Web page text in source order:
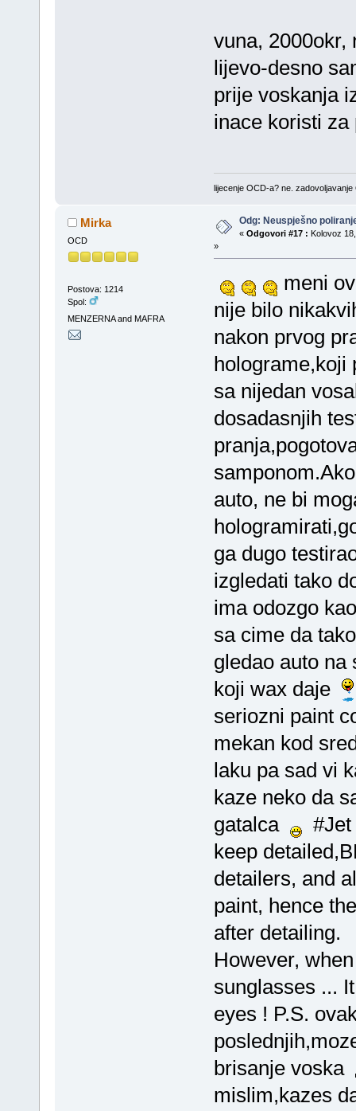
vuna, 2000okr,
lijevo-desno
prije voskanja
inace koristi
lijecenje OCD-a? ne. zadovoljavanje
Mirka
OCD
Postova: 1214
Spol:
MENZERNA and MAFRA
Odg: Neuspješno
« Odgovori #17 : Kolovoz
»
meni
nije bilo
nakon prvog
holograme,koji
sa nijedan
dosadasnjih
auto, ne bi
ga dugo
izgledati tako
ima odozgo
sa cime da
gledao auto na
koji wax daje
seriozni paint
mekan kod
laku pa sad vi
kaze neko da
gatalca
#Jet
keep
detailers, and
paint, hence
after detailing.
However,
sunglasses ...
eyes ! P.S.
brisanje voska
mislim,kazes